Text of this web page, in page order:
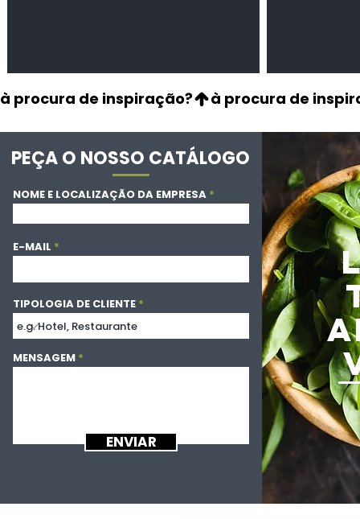
à procura de inspiração?
PEÇA O NOSSO CATÁLOGO
NOME E LOCALIZAÇÃO DA EMPRESA
E-MAIL
TIPOLOGIA DE CLIENTE
MENSAGEM
ENVIAR